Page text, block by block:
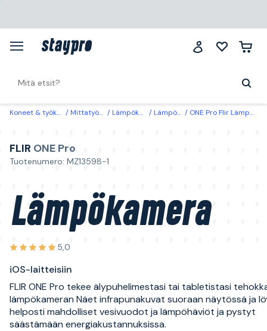
Koneet & työkalut Mittatyökalut Lämpökamerat Lämpökamerat ONE Pro Flir Lämpökamera iOS-laitteisiin
FLIR ONE Pro
Tuotenumero: MZ13598-1
Lämpökamera
5,0
iOS-laitteisiin
FLIR ONE Pro tekee älypuhelimestasi tai tabletistasi
lämpökameran Näet infrapunakuvat suoraan näytössä ja
helposti mahdolliset vesivuodot ja lämpöhäviöt ja pystyt
säästämään energiakustannuksissa.